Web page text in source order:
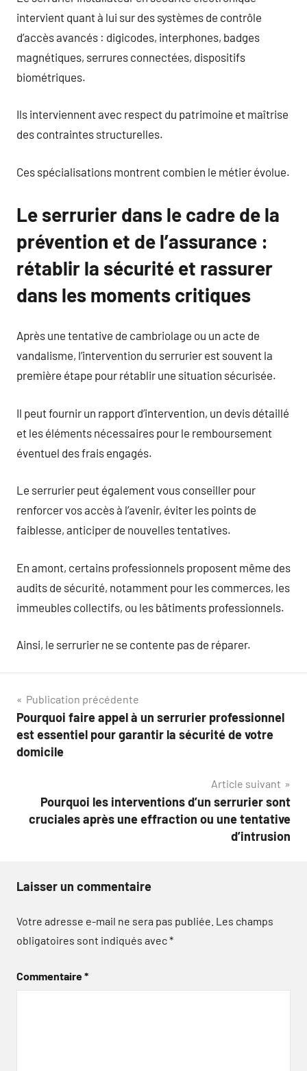
intervient quant à lui sur des systèmes de contrôle
d’accès avancés : digicodes, interphones, badges
magnétiques, serrures connectées, dispositifs
biométriques.
Ils interviennent avec respect du patrimoine et maîtrise
des contraintes structurelles.
Ces spécialisations montrent combien le métier évolue.
Le serrurier dans le cadre de la
prévention et de l’assurance :
rétablir la sécurité et rassurer
dans les moments critiques
Après une tentative de cambriolage ou un acte de
vandalisme, l’intervention du serrurier est souvent la
première étape pour rétablir une situation sécurisée.
Il peut fournir un rapport d’intervention, un devis détaillé
et les éléments nécessaires pour le remboursement
éventuel des frais engagés.
Le serrurier peut également vous conseiller pour
renforcer vos accès à l’avenir, éviter les points de
faiblesse, anticiper de nouvelles tentatives.
En amont, certains professionnels proposent même des
audits de sécurité, notamment pour les commerces, les
immeubles collectifs, ou les bâtiments professionnels.
Ainsi, le serrurier ne se contente pas de réparer.
Navigation
de
l’article
Publication précédente
Pourquoi faire appel à un serrurier professionnel
est essentiel pour garantir la sécurité de votre
domicile
Article suivant
Pourquoi les interventions d’un serrurier sont
cruciales après une effraction ou une tentative
d’intrusion
Laisser un commentaire
Votre adresse e-mail ne sera pas publiée. Les champs
obligatoires sont indiqués avec*
Commentaire*